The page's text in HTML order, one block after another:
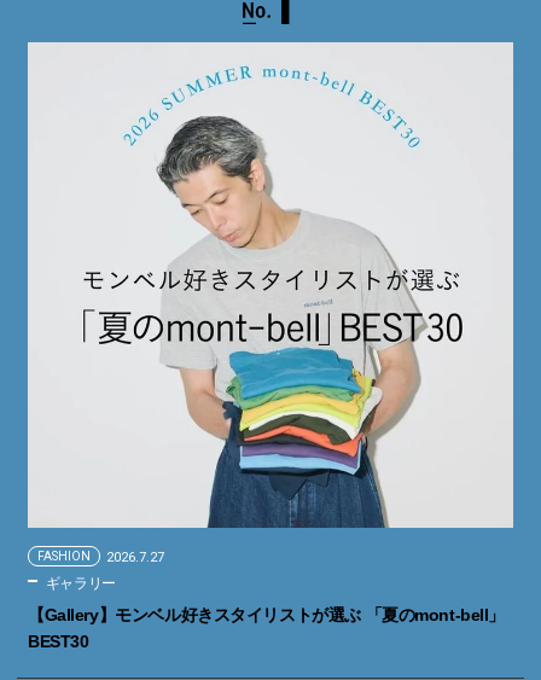
FASHION 2026.7.27
ギャラリー
【Gallery】モンベル好きスタイリストが選ぶ 「夏のmont-bell」
BEST30